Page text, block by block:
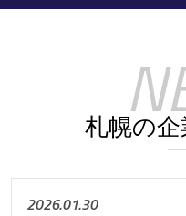
札幌の企
2026.01.30